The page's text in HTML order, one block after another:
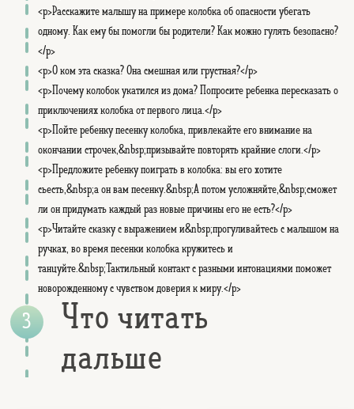
<p>Расскажите малышу на примере колобка об опасности убегать
одному. Как ему бы помогли бы родители? Как можно гулять безопасно?
</p>
<p>О ком эта сказка? Она смешная или грустная?</p>
<p>Почему колобок укатился из дома? Попросите ребенка пересказать о
приключениях колобка от первого лица.</p>
<p>Пойте ребенку песенку колобка, привлекайте его внимание на
окончании строчек,&nbsp;призывайте повторять крайние слоги.</p>
<p>Предложите ребенку поиграть в колобка: вы его хотите
съесть,&nbsp;а он вам песенку.&nbsp;А потом усложняйте,&nbsp;сможет
ли он придумать каждый раз новые причины его не есть?</p>
<p>Читайте сказку с выражением и&nbsp;прогуливайтесь с малышом на
ручках, во время песенки колобка кружитесь и
танцуйте.&nbsp;Тактильный контакт с разными интонациями поможет
новорожденному с чувством доверия к миру.</p>
Что читать
дальше